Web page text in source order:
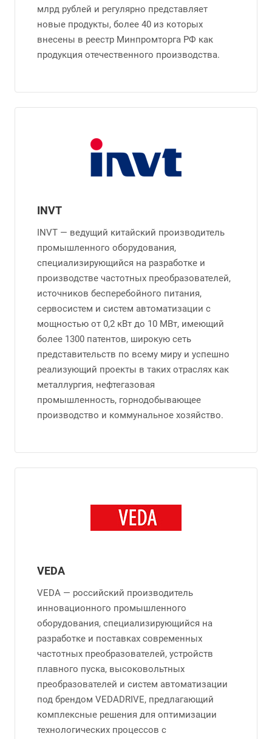
млрд рублей и регулярно представляет
новые продукты, более 40 из которых
внесены в реестр Минпромторга РФ как
продукция отечественного производства.
INVT
INVT — ведущий китайский производитель
промышленного оборудования,
специализирующийся на разработке и
производстве частотных преобразователей,
источников бесперебойного питания,
сервосистем и систем автоматизации с
мощностью от 0,2 кВт до 10 МВт, имеющий
более 1300 патентов, широкую сеть
представительств по всему миру и успешно
реализующий проекты в таких отраслях как
металлургия, нефтегазовая
промышленность, горнодобывающее
производство и коммунальное хозяйство.
VEDA
VEDA — российский производитель
инновационного промышленного
оборудования, специализирующийся на
разработке и поставках современных
частотных преобразователей, устройств
плавного пуска, высоковольтных
преобразователей и систем автоматизации
под брендом VEDADRIVE, предлагающий
комплексные решения для оптимизации
технологических процессов с